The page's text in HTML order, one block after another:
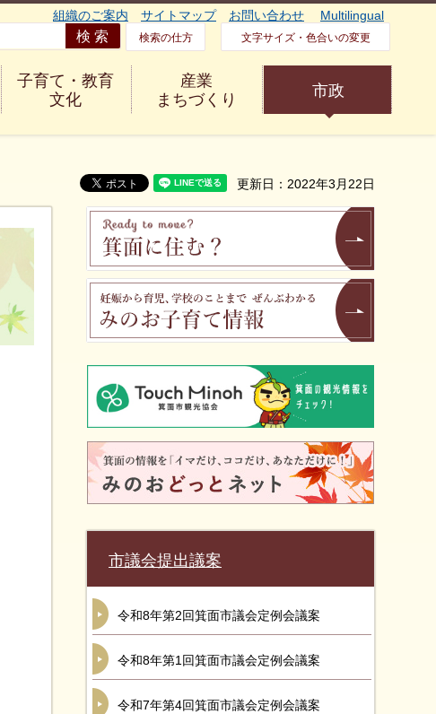
組織のご案内 サイトマップ お問い合わせ Multilingual
検索の仕方 文字サイズ・色合いの変更
子育て・教育
文化
産業
まちづくり
市政
更新日：2022年3月22日
市議会提出議案
令和8年第2回箕面市議会定例会議案
令和8年第1回箕面市議会定例会議案
令和7年第4回箕面市議会定例会議案